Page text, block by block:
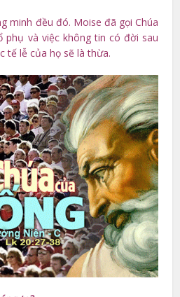
minh đều đó. Moise đã gọi Chúa
phụ và việc không tin có đời sau
tế lễ của họ sẽ là thừa.